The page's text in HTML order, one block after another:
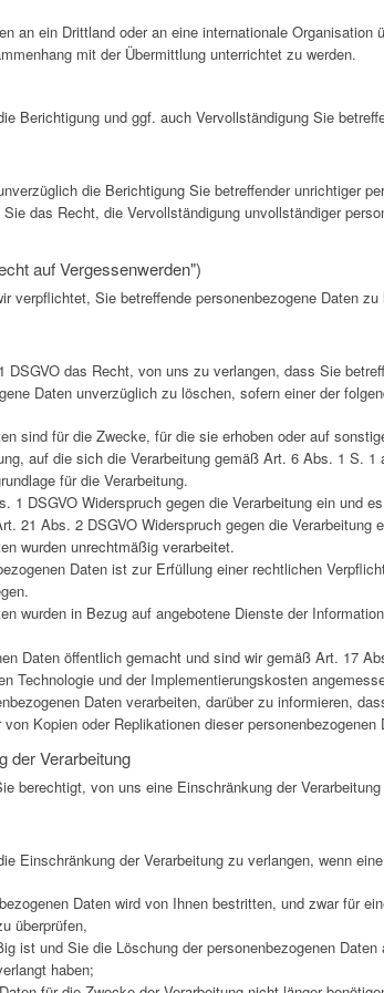
an ein Drittland oder an eine internationale
mit der Übermittlung unterrichtet zu werden.
Berichtigung und ggf. auch Vervollständigung Sie
die Berichtigung Sie betreffender unrichtiger
das Recht, die Vervollständigung unvollständiger
auf Vergessenwerden")
verpflichtet, Sie betreffende personenbezogene Daten zu
das Recht, von uns zu verlangen, dass Sie
Daten unverzüglich zu löschen, sofern einer der
sind für die Zwecke, für die sie erhoben oder auf
auf die sich die Verarbeitung gemäß Art. 6 Abs. 1 S.
für die Verarbeitung.
1 DSGVO Widerspruch gegen die Verarbeitung ein und
21 Abs. 2 DSGVO Widerspruch gegen die Verarbeitung
wurden unrechtmäßig verarbeitet.
Daten ist zur Erfüllung einer rechtlichen
wurden in Bezug auf angebotene Dienste der
Daten öffentlich gemacht und sind wir gemäß Art. 17
Technologie und der Implementierungskosten
Daten verarbeiten, darüber zu informieren,
Kopien oder Replikationen dieser personenbezogenen
der Verarbeitung
berechtigt, von uns eine Einschränkung der
Einschränkung der Verarbeitung zu verlangen, wenn
Daten wird von Ihnen bestritten, und zwar für
überprüfen,
ist und Sie die Löschung der personenbezogenen
haben;